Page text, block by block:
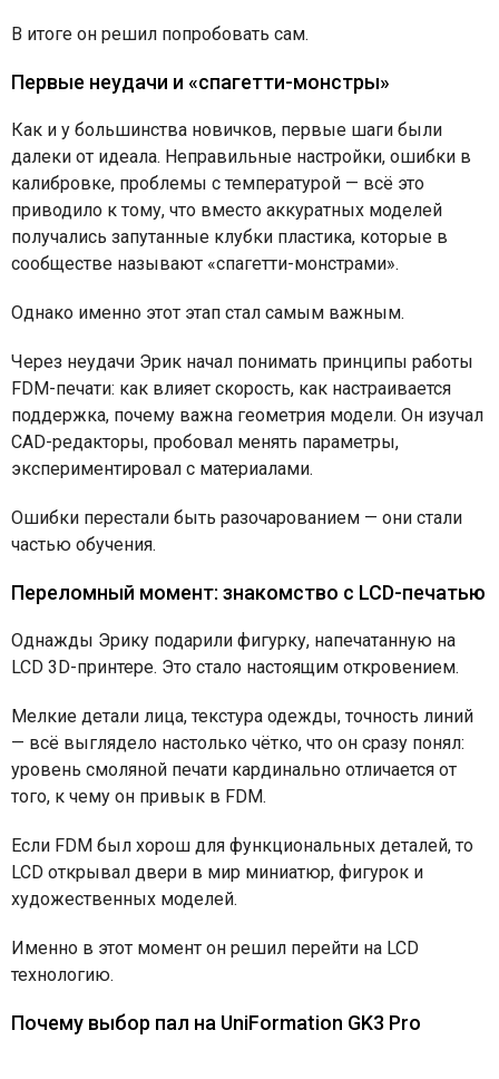
В итоге он решил попробовать сам.
Первые неудачи и «спагетти-монстры»
Как и у большинства новичков, первые шаги были
далеки от идеала. Неправильные настройки, ошибки в
калибровке, проблемы с температурой — всё это
приводило к тому, что вместо аккуратных моделей
получались запутанные клубки пластика, которые в
сообществе называют «спагетти-монстрами».
Однако именно этот этап стал самым важным.
Через неудачи Эрик начал понимать принципы работы
FDM-печати: как влияет скорость, как настраивается
поддержка, почему важна геометрия модели. Он изучал
CAD-редакторы, пробовал менять параметры,
экспериментировал с материалами.
Ошибки перестали быть разочарованием — они стали
частью обучения.
Переломный момент: знакомство с LCD-печатью
Однажды Эрику подарили фигурку, напечатанную на
LCD 3D-принтере. Это стало настоящим откровением.
Мелкие детали лица, текстура одежды, точность линий
— всё выглядело настолько чётко, что он сразу понял:
уровень смоляной печати кардинально отличается от
того, к чему он привык в FDM.
Если FDM был хорош для функциональных деталей, то
LCD открывал двери в мир миниатюр, фигурок и
художественных моделей.
Именно в этот момент он решил перейти на LCD
технологию.
Почему выбор пал на UniFormation GK3 Pro